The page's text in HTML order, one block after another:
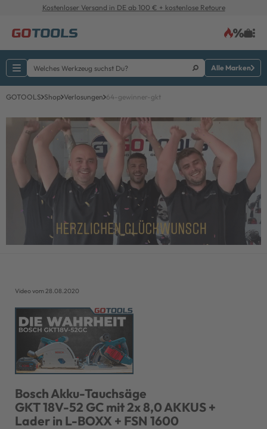
Kostenloser Versand in DE ab 100 € + kostenlose Retoure
Alle Marken
GOTOOLS Shop Verlosungen 64-gewinner-gkt
Video vom 28.08.2020
Bosch Akku-Tauchsäge
GKT 18V-52 GC mit 2x 8,0 AKKUS +
Lader in L-BOXX + FSN 1600